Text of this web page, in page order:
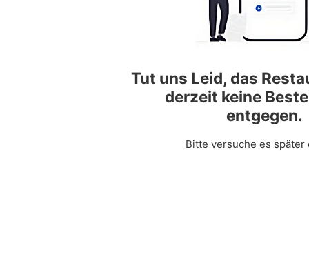
Tut uns Leid, das
derzeit keine
entgegen.
Bitte versuche es später